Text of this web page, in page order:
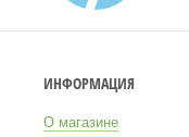
ИНФОРМАЦИЯ
О магазине